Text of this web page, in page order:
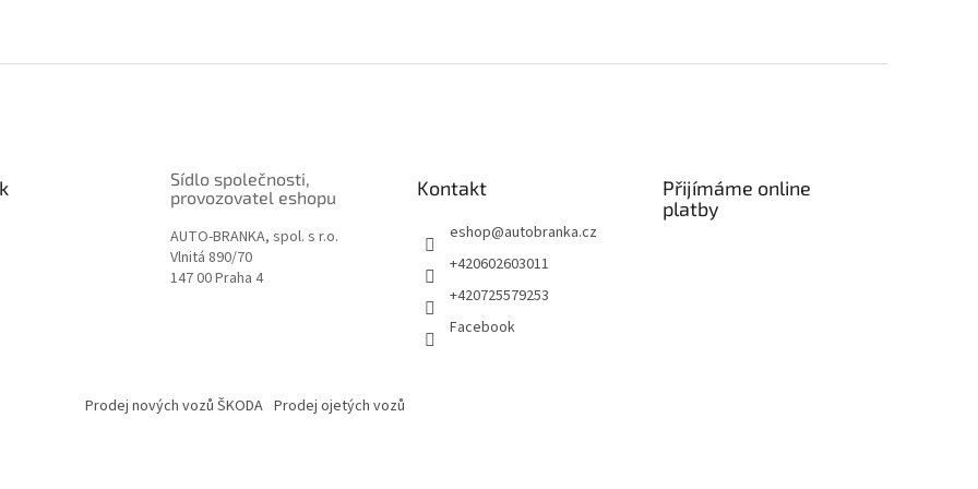
Sídlo společnosti,
provozovatel eshopu
AUTO-BRANKA, spol. s r.o.
Vlnitá 890/70
147 00 Praha 4
Kontakt
eshop@autobranka.cz
+420602603011
+420725579253
Facebook
Přijímáme online
platby
Prodej nových vozů ŠKODA Prodej ojetých vozů